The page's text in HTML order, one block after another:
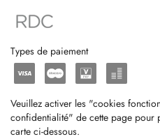
Types de paiement
Veuillez activer les "cookies
confidentialité" de cette page pour
carte ci-dessous.